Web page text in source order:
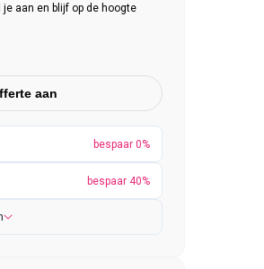
aan en blijf op de hoogte
aan
bespaar 0%
bespaar 40%